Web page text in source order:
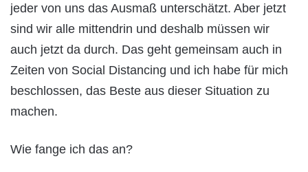
jeder von uns das Ausmaß unterschätzt. Aber jetzt
sind wir alle mittendrin und deshalb müssen wir
auch jetzt da durch. Das geht gemeinsam auch in
Zeiten von Social Distancing und ich habe für mich
beschlossen, das Beste aus dieser Situation zu
machen.
Wie fange ich das an?